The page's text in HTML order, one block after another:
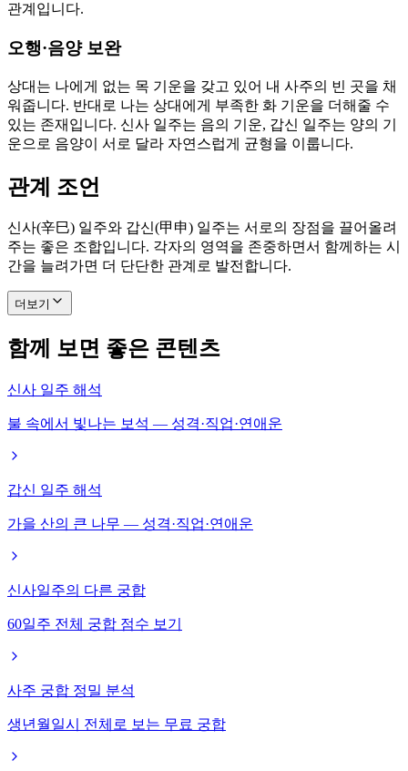
관계입니다.
오행·음양 보완
상대는 나에게 없는 목 기운을 갖고 있어 내 사주의 빈 곳을 채
워줍니다. 반대로 나는 상대에게 부족한 화 기운을 더해줄 수
있는 존재입니다. 신사 일주는 음의 기운, 갑신 일주는 양의 기
운으로 음양이 서로 달라 자연스럽게 균형을 이룹니다.
관계 조언
신사(辛巳) 일주와 갑신(甲申) 일주는 서로의 장점을 끌어올려
주는 좋은 조합입니다. 각자의 영역을 존중하면서 함께하는 시
간을 늘려가면 더 단단한 관계로 발전합니다.
더보기
함께 보면 좋은 콘텐츠
신사 일주 해석
불 속에서 빛나는 보석 — 성격·직업·연애운
갑신 일주 해석
가을 산의 큰 나무 — 성격·직업·연애운
신사일주의 다른 궁합
60일주 전체 궁합 점수 보기
사주 궁합 정밀 분석
생년월일시 전체로 보는 무료 궁합